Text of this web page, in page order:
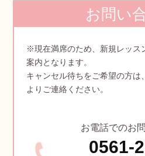
お問い
※現在満席のため、新規レッス
案内となります。
キャンセル待ちをご希望の方は
よりご連絡ください。
お電話でのお
0561-